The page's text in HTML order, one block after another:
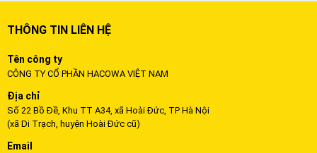
THÔNG TIN LIÊN HỆ
Tên công ty
CÔNG TY CỔ PHẦN HACOWA VIỆT NAM
Địa chỉ
Số 22 Bồ Đề, Khu TT A34, xã Hoài Đức, TP Hà Nội
(xã Di Trạch, huyện Hoài Đức cũ)
Email